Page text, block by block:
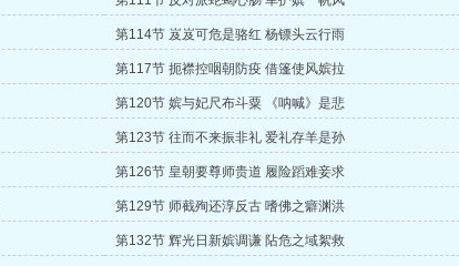
第114节 岌岌可危是骆红 杨镖头云行雨
第117节 扼襟控咽朝防疫 借篷使风嫔拉
第120节 嫔与妃尺布斗粟 《呐喊》是悲
第123节 往而不来振非礼 爱礼存羊是孙
第126节 皇朝要尊师贵道 履险蹈难妾求
第129节 师截殉还淳反古 嗜佛之癖渊洪
第132节 辉光日新嫔调谦 阽危之域絮救